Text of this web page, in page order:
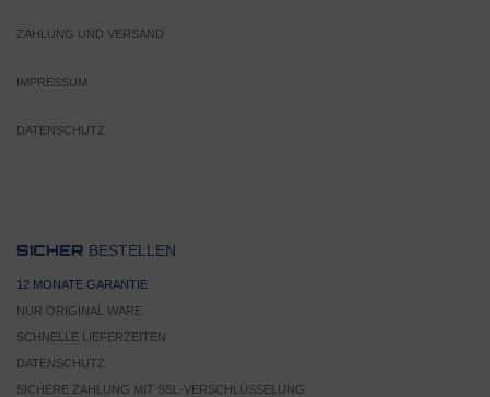
ZAHLUNG UND VERSAND
IMPRESSUM
DATENSCHUTZ
SICHER BESTELLEN
12 MONATE GARANTIE
NUR ORIGINAL WARE
SCHNELLE LIEFERZEITEN
DATENSCHUTZ
SICHERE ZAHLUNG MIT SSL-VERSCHLÜSSELUNG